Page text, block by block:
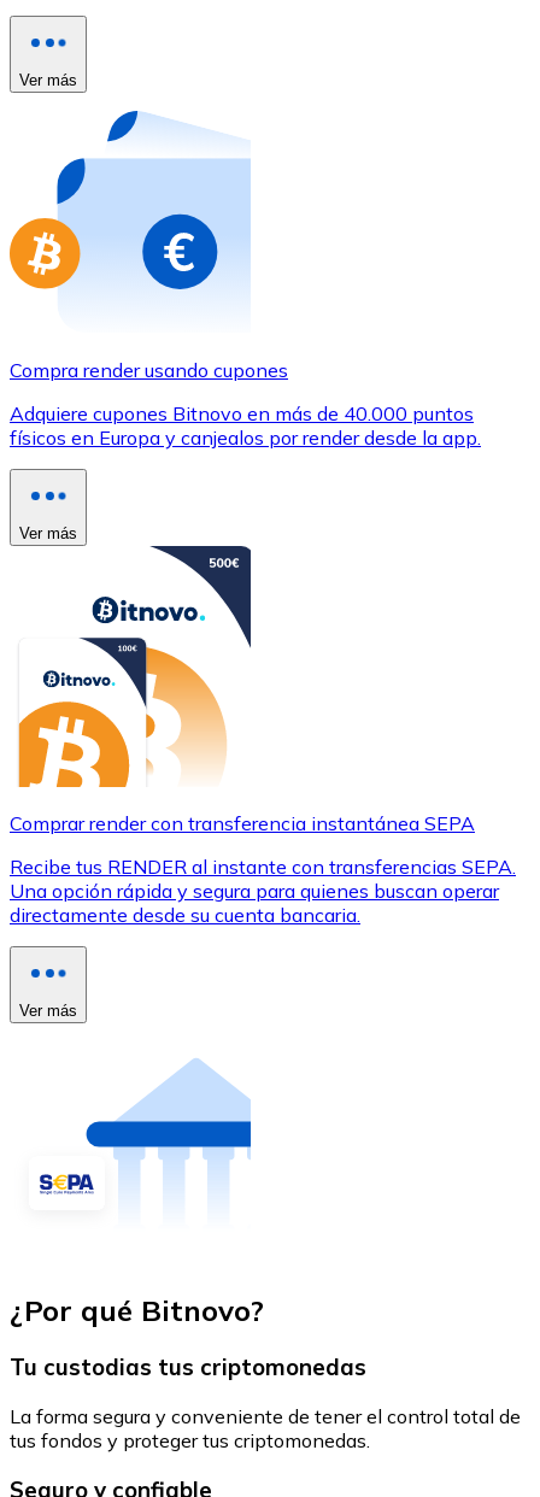
Comprar con tarjeta
Compra tarjetas regalo de tus marcas favoritas con
Ir a la tienda de tarjetas regalo
Ver más
Compra render usando cupones
Adquiere cupones Bitnovo en más de 40.000 puntos
físicos en Europa y canjealos por render desde la app.
Ver más
Comprar render con transferencia instantánea SEPA
Recibe tus RENDER al instante con transferencias SEPA.
Una opción rápida y segura para quienes buscan operar
directamente desde su cuenta bancaria.
Ver más
¿Por qué Bitnovo?
Tu custodias tus criptomonedas
La forma segura y conveniente de tener el control total de
tus fondos y proteger tus criptomonedas.
Seguro y confiable